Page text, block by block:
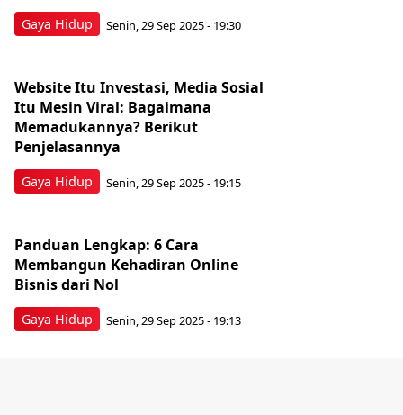
Gaya Hidup Senin, 29 Sep 2025 - 19:30
Gaya Hidup
Website Itu Investasi, Media Sosial
Itu Mesin Viral: Bagaimana
Memadukannya? Berikut
Penjelasannya
Senin, 29 Sep 2025 - 19:15
Gaya Hidup
Panduan Lengkap: 6 Cara
Membangun Kehadiran Online
Bisnis dari Nol
Senin, 29 Sep 2025 - 19:13